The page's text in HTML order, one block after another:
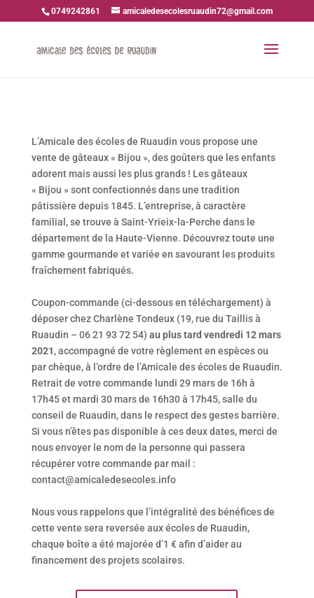
0749242861 amicaledesecolesruaudin72@gmail.com
L’Amicale des écoles de Ruaudin vous propose une
vente de gâteaux « Bijou », des goûters que les enfants
adorent mais aussi les plus grands ! Les gâteaux
« Bijou » sont confectionnés dans une tradition
pâtissière depuis 1845. L’entreprise, à caractère
familial, se trouve à Saint-Yrieix-la-Perche dans le
département de la Haute-Vienne. Découvrez toute une
gamme gourmande et variée en savourant les produits
fraîchement fabriqués.
Coupon-commande (ci-dessous en téléchargement) à
déposer chez Charlène Tondeux (19, rue du Taillis à
Ruaudin – 06 21 93 72 54) au plus tard vendredi 12 mars
2021, accompagné de votre règlement en espèces ou
par chèque, à l’ordre de l’Amicale des écoles de Ruaudin.
Retrait de votre commande lundi 29 mars de 16h à
17h45 et mardi 30 mars de 16h30 à 17h45, salle du
conseil de Ruaudin, dans le respect des gestes barrière.
Si vous n’êtes pas disponible à ces deux dates, merci de
nous envoyer le nom de la personne qui passera
récupérer votre commande par mail :
contact@amicaledesecoles.info
Nous vous rappelons que l’intégralité des bénéfices de
cette vente sera reversée aux écoles de Ruaudin,
chaque boîte a été majorée d’1 € afin d’aider au
financement des projets scolaires.